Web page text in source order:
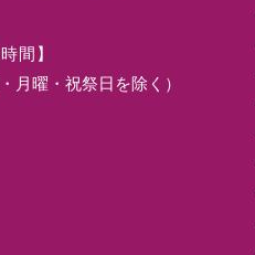
間】
月曜・祝祭日を除く）